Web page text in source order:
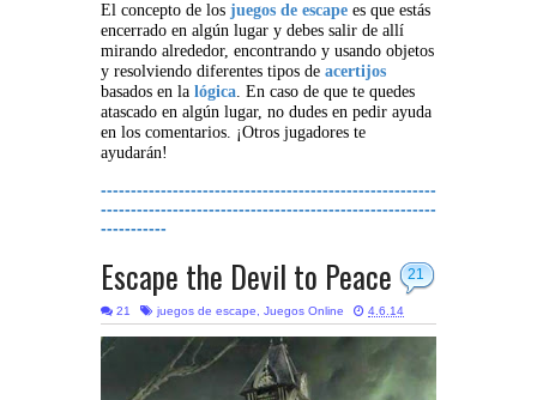
El concepto de los juegos de escape es que estás
encerrado en algún lugar y debes salir de allí
mirando alrededor, encontrando y usando objetos
y resolviendo diferentes tipos de acertijos
basados en la lógica. En caso de que te quedes
atascado en algún lugar, no dudes en pedir ayuda
en los comentarios. ¡Otros jugadores te
ayudarán!
--------------------------------------------------------
--------------------------------------------------------
-----------
21
Escape the Devil to Peace
21 juegos de escape, Juegos Online 4.6.14